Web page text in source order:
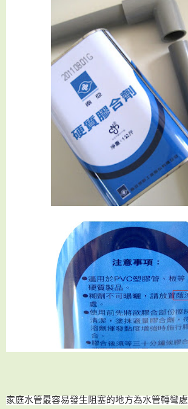
家庭水管最容易發生阻塞的地方為水管轉彎處